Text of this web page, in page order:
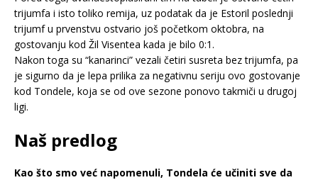
trijumfa i isto toliko remija, uz podatak da je Estoril poslednji
trijumf u prvenstvu ostvario još početkom oktobra, na
gostovanju kod Žil Visentea kada je bilo 0:1.
Nakon toga su “kanarinci” vezali četiri susreta bez trijumfa, pa
je sigurno da je lepa prilika za negativnu seriju ovo gostovanje
kod Tondele, koja se od ove sezone ponovo takmiči u drugoj
ligi.
Naš predlog
Kao što smo već napomenuli, Tondela će učiniti sve da